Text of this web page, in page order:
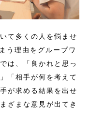
て多くの人を悩ませ
う理由をグループワ
は、「良かれと思っ
「相手が何を考えて
が求める結果を出せ
ざまな意見が出てき